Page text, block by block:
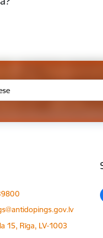
15, Rīga, LV-1003